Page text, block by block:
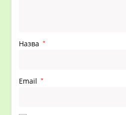
Назва *
Email *